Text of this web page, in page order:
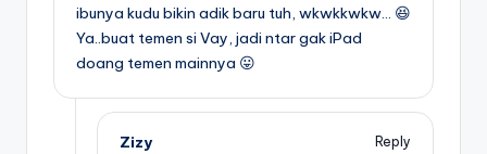
ibunya kudu bikin adik baru tuh, wkwkkwkw… 😆
Ya..buat temen si Vay, jadi ntar gak iPad
doang temen mainnya 😛
Zizy
Reply